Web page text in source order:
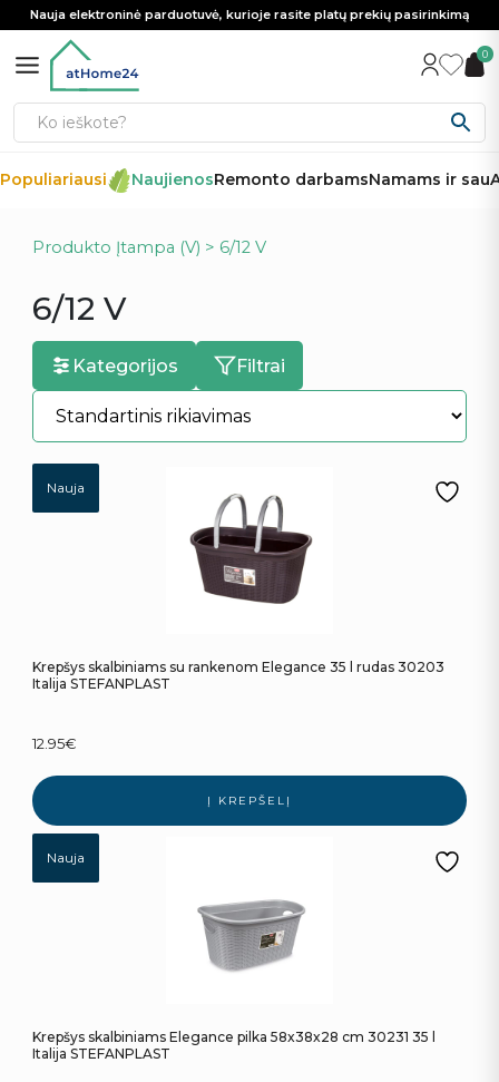
Nauja elektroninė parduotuvė, kurioje rasite platų prekių pasirinkimą
0
NaujienosRemonto darbamsNamams ir sau
Produkto Įtampa (V) > 6/12 V
6/12 V
Kategorijos Filtrai
Nauja
Krepšys skalbiniams su rankenom Elegance 35 l rudas 30203
Italija STEFANPLAST
12.95€
Į KREPŠELĮ
Nauja
Krepšys skalbiniams Elegance pilka 58x38x28 cm 30231 35 l
Italija STEFANPLAST